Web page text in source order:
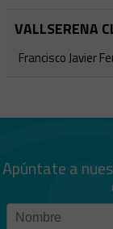
VALLSERENA
Francisco Javier
Apúntate a